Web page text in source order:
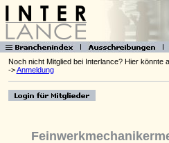
Noch nicht Mitglied bei Interlance? Hier könnte
->Anmeldung